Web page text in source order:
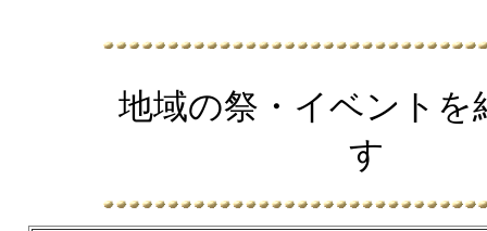
地域の祭・イベントを
す